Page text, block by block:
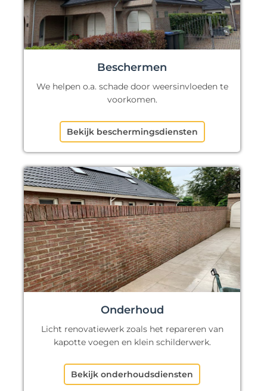
Beschermen
We helpen o.a. schade door weersinvloeden te
voorkomen.
Bekijk beschermingsdiensten
Onderhoud
Licht renovatiewerk zoals het repareren van
kapotte voegen en klein schilderwerk.
Bekijk onderhoudsdiensten